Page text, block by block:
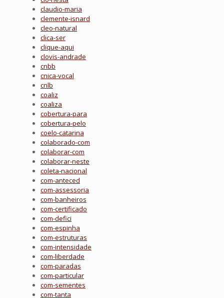
claudio-maria
clemente-isnard
cleo-natural
clica-ser
clique-aqui
clovis-andrade
cnbb
cnica-vocal
cnlb
coaliz
coaliza
cobertura-para
cobertura-pelo
coelo-catarina
colaborado-com
colaborar-com
colaborar-neste
coleta-nacional
com-anteced
com-assessoria
com-banheiros
com-certificado
com-defici
com-espinha
com-estruturas
com-intensidade
com-liberdade
com-paradas
com-particular
com-sementes
com-tanta